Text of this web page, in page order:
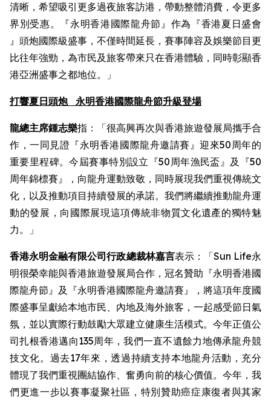
清晰，希望吸引更多過夜旅客訪港，帶動整體消費，令更多
界別受惠。『永明香港國際龍舟節』作為『香港夏日盛會
』頭炮國際級盛事，不僅時間延長，賽事陣容及娛樂節目更
比往年強勁，為市民及旅客帶來只在香港體驗，同時彰顯香
港亞洲盛事之都地位。」
打響夏日頭炮 永明香港國際龍舟節升級登場
龍總主席鍾志樂指：「很高興再次與香港旅遊發展局攜手合
作，一同見證『永明香港國際龍舟邀請賽』迎來50周年的
重要里程碑。今屆賽事特別設立『50周年漁民盃』及『50
周年錦標賽』，向龍舟運動致敬，同時展現我們重視傳統文
化，以及推動項目持續發展的承諾。我們將繼續推動龍舟運
動的發展，向國際展現這項傳統非物質文化遺產的獨特魅
力。」
香港永明金融有限公司行政總裁林嘉言表示：「Sun Life永
明很榮幸能與香港旅遊發展局合作，冠名贊助『永明香港國
際龍舟節』及『永明香港國際龍舟邀請賽』，將這項年度國
際盛事呈獻給本地市民、內地及海外旅客，一起感受節日氣
氛，並以實際行動鼓勵大眾建立健康生活模式。今年正值公
司扎根香港邁向135周年，我們一直不遺餘力地傳承龍舟競
技文化。過去17年來，透過持續支持本地龍舟活動，充分
體現了我們重視團結協作、奮勇向前的核心價值。今年，我
們更進一步以賽事凝聚社區，特別贊助癌症康復者與其家